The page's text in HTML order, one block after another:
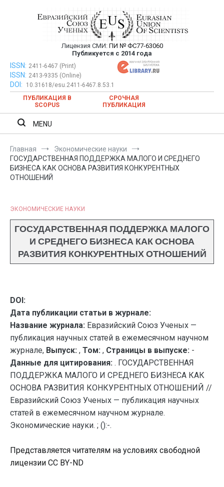
Евразийский Союз Ученых —
публикация научных статей в
ежемесячном научном журнале
Лицензия СМИ: ПИ № ФС77-63060
Публикуется с 2014 года
Евразийский Союз Ученых — публикация научных статей в
ежемесячном научном журнале
ISSN: 2411-6467 (Print)
ISSN: 2413-9335 (Online)
DOI:
10.31618/esu.2411-6467.8.53.1
ПУБЛИКАЦИЯ В
SCOPUS
СРОЧНАЯ
ПУБЛИКАЦИЯ
MENU
Главная
Экономические науки
ГОСУДАРСТВЕННАЯ ПОДДЕРЖКА МАЛОГО И СРЕДНЕГО
БИЗНЕСА КАК ОСНОВА РАЗВИТИЯ КОНКУРЕНТНЫХ
ОТНОШЕНИЙ
ЭКОНОМИЧЕСКИЕ НАУКИ
ГОСУДАРСТВЕННАЯ ПОДДЕРЖКА МАЛОГО
И СРЕДНЕГО БИЗНЕСА КАК ОСНОВА
РАЗВИТИЯ КОНКУРЕНТНЫХ ОТНОШЕНИЙ
DOI:
Дата публикации статьи в журнале:
Название журнала: Евразийский Союз Ученых —
публикация научных статей в ежемесячном научном
журнале, Выпуск: , Том: , Страницы в выпуске: -
Данные для цитирования: . ГОСУДАРСТВЕННАЯ
ПОДДЕРЖКА МАЛОГО И СРЕДНЕГО БИЗНЕСА КАК
ОСНОВА РАЗВИТИЯ КОНКУРЕНТНЫХ ОТНОШЕНИЙ //
Евразийский Союз Ученых — публикация научных
статей в ежемесячном научном журнале.
Экономические науки. ; ():-.
Представляется читателям на условиях свободной
лицензии CC BY-ND